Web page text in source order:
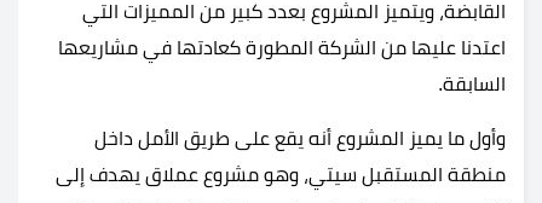
القابضة، ويتميز المشروع بعدد كبير من المميزات التي
اعتدنا عليها من الشركة المطورة كعادتها في مشاريعها
السابقة.
وأول ما يميز المشروع أنه يقع على طريق الأمل داخل
منطقة المستقبل سيتي، وهو مشروع عملاق يهدف إلى